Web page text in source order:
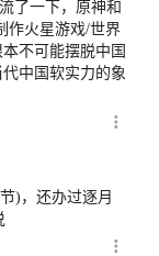
了一下，原神和
作火星游戏/世界
不可能摆脱中国
中国软实力的象
)，还办过逐月